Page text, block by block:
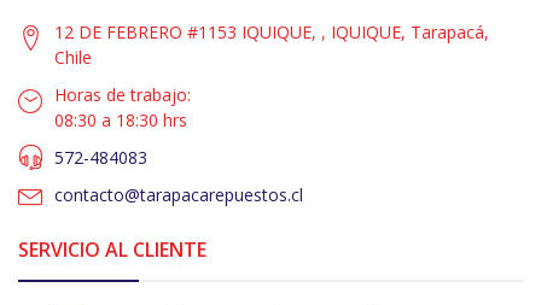
12 DE FEBRERO #1153 IQUIQUE, , IQUIQUE, Tarapacá,
Chile
Horas de trabajo:
08:30 a 18:30 hrs
572-484083
contacto@tarapacarepuestos.cl
SERVICIO AL CLIENTE